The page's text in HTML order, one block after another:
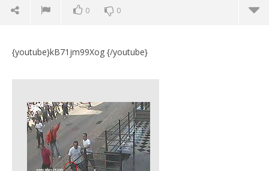
0 0
{youtube}kB71jm99Xog {/youtube}